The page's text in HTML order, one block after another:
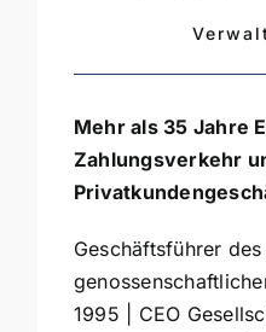
Mehr als 35 Jahre
Zahlungsverkehr
Geschäftsführer
1995 | CEO